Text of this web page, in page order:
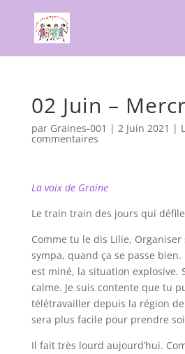
02 Juin –
par Graines-001 | 2 Juin 2021 |
commentaires
La voix de Graine
Le train train des jours qui
Comme tu le dis Lilie, Organiser
sympa, quand ça se passe
est miné, la situation explosive.
calme. Je suis contente que tu
télétravailler depuis la région
sera plus facile pour prendre
Il fait très lourd aujourd’hui.